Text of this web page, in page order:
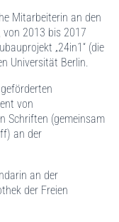
Mitarbeiterin an den
2013 bis 2017
„24in1“ (die
Universität Berlin.
von
Schriften (gemeinsam
an der
an der
der Freien